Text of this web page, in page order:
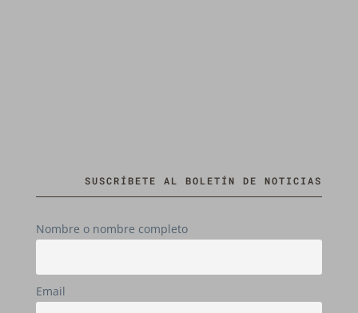
SUSCRÍBETE AL BOLETÍN DE NOTICIAS
Nombre o nombre completo
Email